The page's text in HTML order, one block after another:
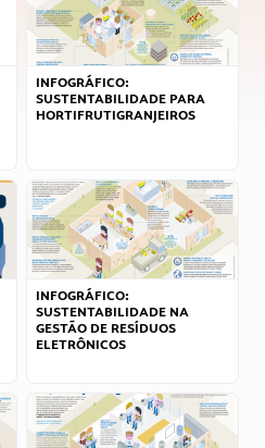
INFOGRÁFICO:
SUSTENTABILIDADE PARA
HORTIFRUTIGRANJEIROS
INFOGRÁFICO:
SUSTENTABILIDADE NA
GESTÃO DE RESÍDUOS
ELETRÔNICOS